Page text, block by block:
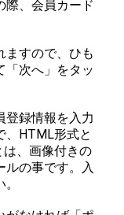
際、会員カード
ますので、ひも
「次へ」をタッ
登録情報を入力
、HTML形式と
、画像付きの
ルの事です。入